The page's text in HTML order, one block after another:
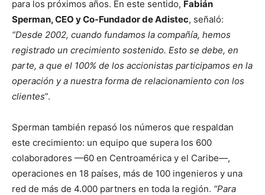
para los próximos años. En este sentido, Fabián
Sperman, CEO y Co-Fundador de Adistec, señaló:
“Desde 2002, cuando fundamos la compañía, hemos
registrado un crecimiento sostenido. Esto se debe, en
parte, a que el 100% de los accionistas participamos en la
operación y a nuestra forma de relacionamiento con los
clientes”.
Sperman también repasó los números que respaldan
este crecimiento: un equipo que supera los 600
colaboradores —60 en Centroamérica y el Caribe—,
operaciones en 18 países, más de 100 ingenieros y una
red de más de 4.000 partners en toda la región. “Para